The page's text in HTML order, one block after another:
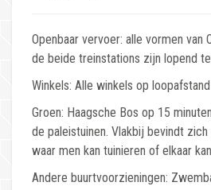
Openbaar vervoer: alle vormen van
de beide treinstations zijn lopend
Winkels: Alle winkels op loopafstand
Groen: Haagsche Bos op 15
de paleistuinen. Vlakbij bevindt
waar men kan tuinieren of elkaar
Andere buurtvoorzieningen: